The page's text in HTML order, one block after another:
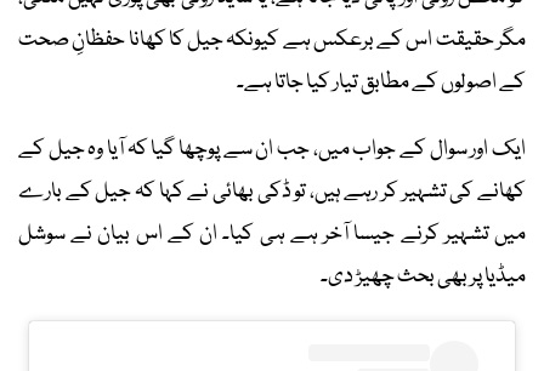
مگر حقیقت اس کے برعکس ہے کیونکہ جیل کا کھانا حفظانِ صحت
کے اصولوں کے مطابق تیار کیا جاتا ہے۔
ایک اور سوال کے جواب میں، جب ان سے پوچھا گیا کہ آیا وہ جیل کے
کھانے کی تشہیر کر رہے ہیں، تو ڈکی بھائی نے کہا کہ جیل کے بارے
میں تشہیر کرنے جیسا آخر ہے ہی کیا۔ ان کے اس بیان نے سوشل
میڈیا پر بھی بحث چھیڑ دی۔